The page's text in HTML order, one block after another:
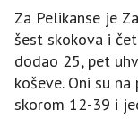
Za Pelikanse je
šest skokova i
dodao 25, pet
koševe. Oni su
skorom 12-39 i